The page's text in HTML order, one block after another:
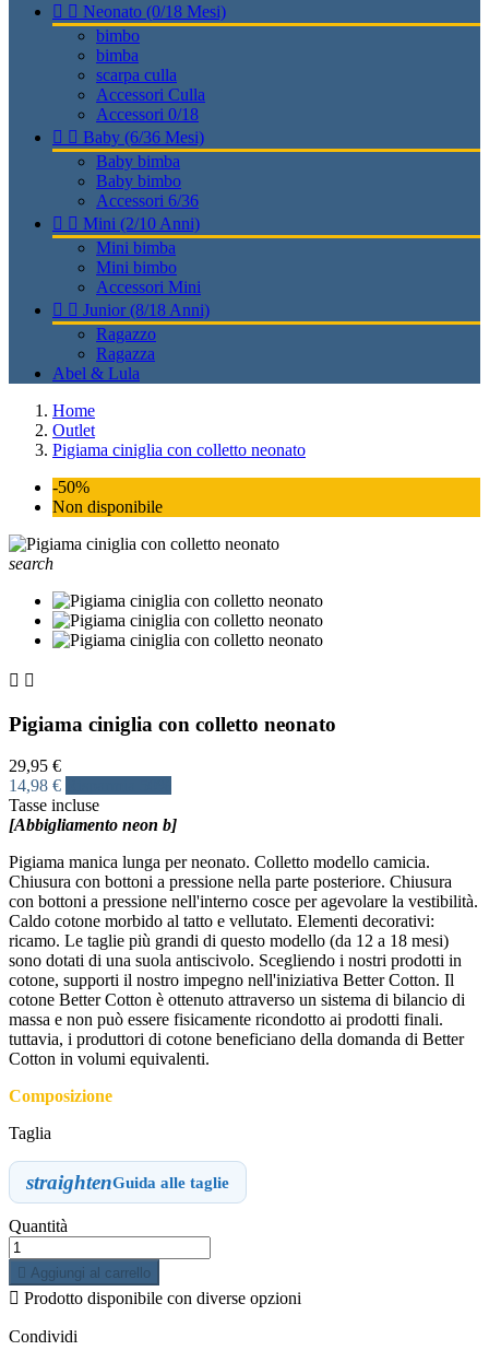
  Neonato (0/18 Mesi)
bimbo
bimba
scarpa culla
Accessori Culla
Accessori 0/18
  Baby (6/36 Mesi)
Baby bimba
Baby bimbo
Accessori 6/36
  Mini (2/10 Anni)
Mini bimba
Mini bimbo
Accessori Mini
  Junior (8/18 Anni)
Ragazzo
Ragazza
Abel & Lula
Home
Outlet
Pigiama ciniglia con colletto neonato
-50%
Non disponibile
search
 
Pigiama ciniglia con colletto neonato
29,95 €
14,98 €
Tasse incluse
[Abbigliamento neon b]
Pigiama manica lunga per neonato. Colletto modello camicia.
Chiusura con bottoni a pressione nella parte posteriore. Chiusura
con bottoni a pressione nell'interno cosce per agevolare la vestibilità.
Caldo cotone morbido al tatto e vellutato. Elementi decorativi:
ricamo. Le taglie più grandi di questo modello (da 12 a 18 mesi)
sono dotati di una suola antiscivolo. Scegliendo i nostri prodotti in
cotone, supporti il nostro impegno nell'iniziativa Better Cotton. Il
cotone Better Cotton è ottenuto attraverso un sistema di bilancio di
massa e non può essere fisicamente ricondotto ai prodotti finali.
tuttavia, i produttori di cotone beneficiano della domanda di Better
Cotton in volumi equivalenti.
Composizione
Taglia
straightenGuida alle taglie
Quantità
 Aggiungi al carrello
 Prodotto disponibile con diverse opzioni
Condividi